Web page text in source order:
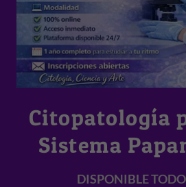
Citopatología
Sistema
​DISPONIBLE